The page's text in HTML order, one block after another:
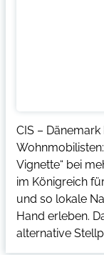
CIS –
Vignette“ bei
im Königreich
und so lokale
Hand erleben.
alternative